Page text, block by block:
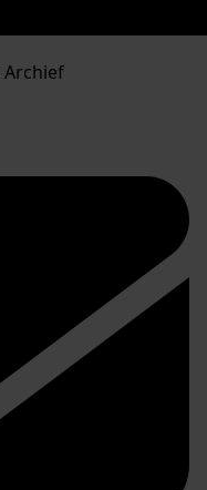
Archief